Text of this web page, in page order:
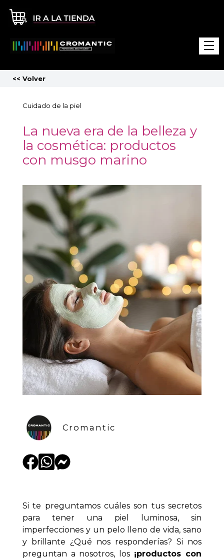
<< Volver
Cuidado de la piel
La nueva era de la belleza y
la cosmética: productos
con musgo marino
Cromantic
Si te preguntamos cuáles son tus secretos
para tener una piel luminosa, sin
imperfecciones y un pelo lleno de vida, sano
y brillante ¿Qué nos responderías? Si nos
preguntan a nosotros, los¡productos con